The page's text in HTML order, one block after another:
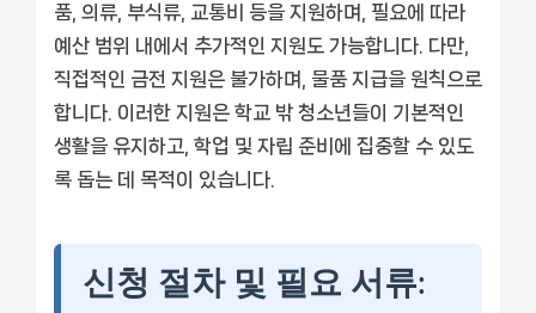
품, 의류, 부식류, 교통비 등을 지원하며, 필요에 따라
예산 범위 내에서 추가적인 지원도 가능합니다. 다만,
직접적인 금전 지원은 불가하며, 물품 지급을 원칙으로
합니다. 이러한 지원은 학교 밖 청소년들이 기본적인
생활을 유지하고, 학업 및 자립 준비에 집중할 수 있도
록 돕는 데 목적이 있습니다.
신청 절차 및 필요 서류: